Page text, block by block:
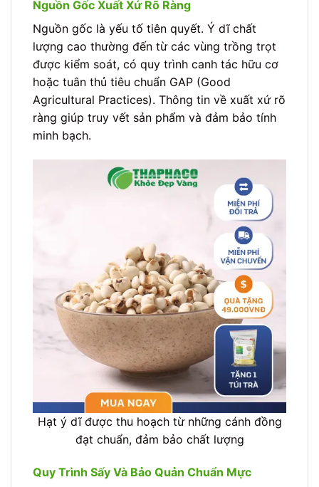
Nguồn Gốc Xuất Xứ Rõ Ràng
Nguồn gốc là yếu tố tiên quyết. Ý dĩ chất
lượng cao thường đến từ các vùng trồng trọt
được kiểm soát, có quy trình canh tác hữu cơ
hoặc tuân thủ tiêu chuẩn GAP (Good
Agricultural Practices). Thông tin về xuất xứ rõ
ràng giúp truy vết sản phẩm và đảm bảo tính
minh bạch.
Hạt ý dĩ được thu hoạch từ những cánh đồng
đạt chuẩn, đảm bảo chất lượng
Quy Trình Sấy Và Bảo Quản Chuẩn Mực